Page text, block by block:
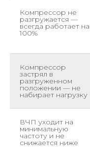
Компрессор не
разгружается —
всегда работает на
100%
Компрессор
застрял в
разгруженном
положении — не
набирает нагрузку
ВЧП уходит на
минимальную
частоту и не
снижается ниже